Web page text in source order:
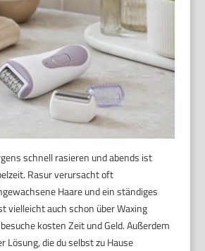
schnell rasieren und abends ist
Rasur verursacht oft
Haare und ein ständiges
vielleicht auch schon über Waxing
kosten Zeit und Geld. Außerdem
Lösung, die du selbst zu Hause